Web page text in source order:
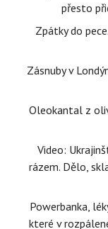
přesto
Zpátky do
Zásnuby v
Oleokantal z
Video:
rázem. Dělo,
Powerbanka,
které v